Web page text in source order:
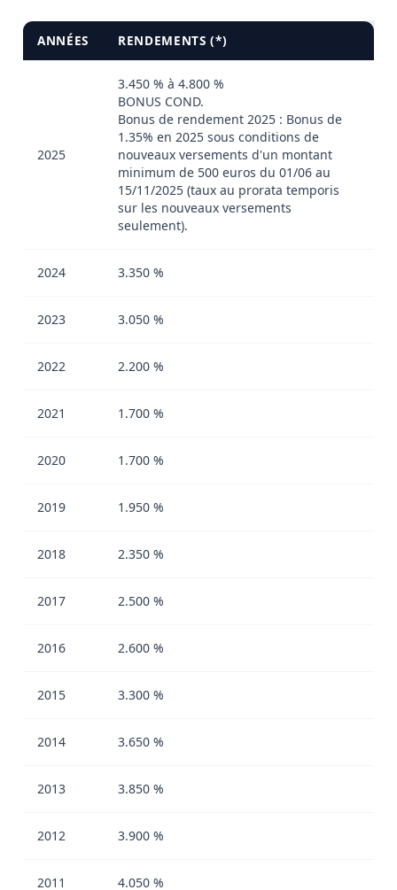
ANNÉES RENDEMENTS (*)
2025
3.450 % à 4.800 %
BONUS COND.
Bonus de rendement 2025 : Bonus de
1.35% en 2025 sous conditions de
nouveaux versements d'un montant
minimum de 500 euros du 01/06 au
15/11/2025 (taux au prorata temporis
sur les nouveaux versements
seulement).
2024 3.350 %
2023 3.050 %
2022 2.200 %
2021 1.700 %
2020 1.700 %
2019 1.950 %
2018 2.350 %
2017 2.500 %
2016 2.600 %
2015 3.300 %
2014 3.650 %
2013 3.850 %
2012 3.900 %
2011 4.050 %